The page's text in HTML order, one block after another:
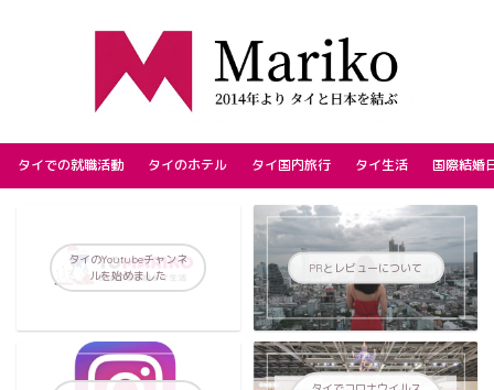
タイでの就職活動 タイのホテル タイ国内旅行 タイ生活 国際結婚
タイのYoutubeチャンネ
ルを始めました
PRとレビューについて